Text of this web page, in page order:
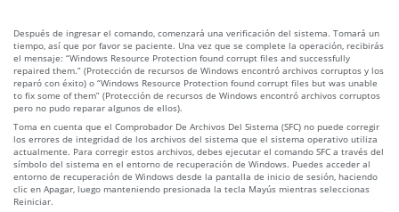
Después de ingresar el comando, comenzará una verificación del sistema. Tomará un
tiempo, así que por favor se paciente. Una vez que se complete la operación, recibirás
el mensaje: “Windows Resource Protection found corrupt files and successfully
repaired them.” (Protección de recursos de Windows encontró archivos corruptos y los
reparó con éxito) o “Windows Resource Protection found corrupt files but was unable
to fix some of them” (Protección de recursos de Windows encontró archivos corruptos
pero no pudo reparar algunos de ellos).
Toma en cuenta que el Comprobador De Archivos Del Sistema (SFC) no puede corregir
los errores de integridad de los archivos del sistema que el sistema operativo utiliza
actualmente. Para corregir estos archivos, debes ejecutar el comando SFC a través del
símbolo del sistema en el entorno de recuperación de Windows. Puedes acceder al
entorno de recuperación de Windows desde la pantalla de inicio de sesión, haciendo
clic en Apagar, luego manteniendo presionada la tecla Mayús mientras seleccionas
Reiniciar.